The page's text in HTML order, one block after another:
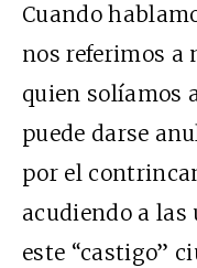
Cuando
nos referimos a
quien solíamos
puede darse
por el
acudiendo a las
este “castigo”